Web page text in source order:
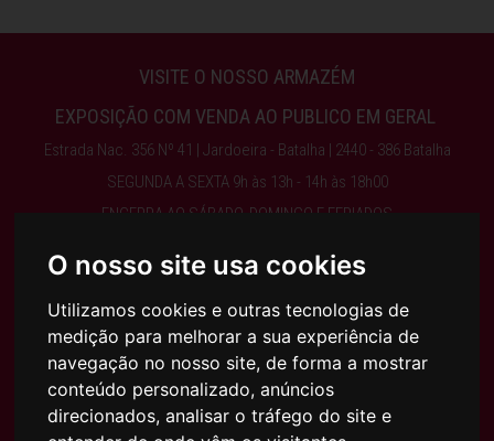
O nosso site usa cookies
Utilizamos cookies e outras tecnologias de
medição para melhorar a sua experiência de
navegação no nosso site, de forma a mostrar
conteúdo personalizado, anúncios
direcionados, analisar o tráfego do site e
VISITE O NOSSO ARMAZÉM
EXPOSIÇÃO COM VENDA AO PUBLICO EM GERAL
Estrada Nac. 356 Nº 41 | Jardoeira - Batalha | 2440 - 386 Batalha
SEGUNDA A SEXTA 9h às 13h - 14h às 18h00
ENCERRA AO SÁBADO, DOMINGO E FERIADOS
244 768 525 | 917 075 003 | INFO@AJFILHOS.PT
Condições Gerais de Compra e Venda